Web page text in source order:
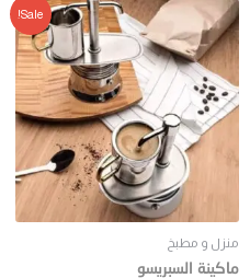
Sale!
منزل و مطبخ
ماكينة السبريسو